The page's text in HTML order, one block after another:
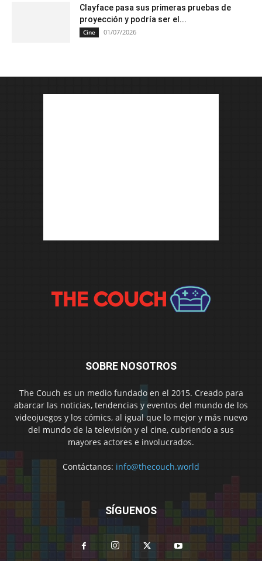
Clayface pasa sus primeras pruebas de
proyección y podría ser el...
Cine 01/07/2026
SOBRE NOSOTROS
The Couch es un medio fundado en el 2015. Creado para
abarcar las noticias, tendencias y eventos del mundo de los
videojuegos y los cómics, al igual que lo mejor y más nuevo
del mundo de la televisión y el cine, cubriendo a sus
mayores actores e involucrados.
Contáctanos: info@thecouch.world
SÍGUENOS